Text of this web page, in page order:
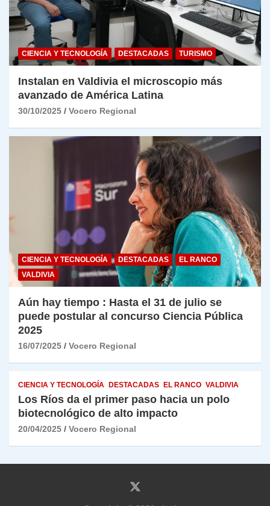
CIENCIA Y TECNOLOGÍA DESTACADAS TURISMO
Instalan en Valdivia el microscopio más
avanzado de América Latina
30/10/2025 Vocero Regional
CIENCIA Y TECNOLOGÍA DESTACADAS
EL RANCO
VALDIVIA
Aún hay tiempo : Hasta el 31 de julio se
puede postular al concurso Ciencia Pública
2025
16/07/2025 Vocero Regional
CIENCIA Y TECNOLOGÍA DESTACADAS EL RANCO VALDIVIA
Los Ríos da el primer paso hacia un polo
biotecnológico de alto impacto
20/04/2025 Vocero Regional